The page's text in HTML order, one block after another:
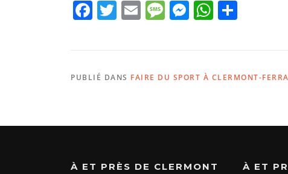
F
e
b
o
T
er
E
l
M
a
g
M
e
n
er
W
s
A
p
g
er
PUBLIÉ DANS FAIRE DU SPORT À CLERMONT-
À ET PRÈS DE CLERMONT À ET